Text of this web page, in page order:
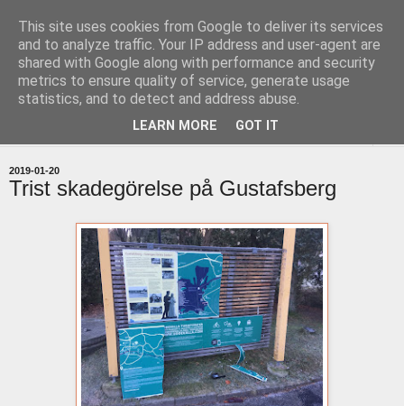
uddevallabloggen.se
med stort och smått från Uddevallas horisont
2019-01-20
Trist skadegörelse på Gustafsberg
This site uses cookies from Google to deliver its services
and to analyze traffic. Your IP address and user-agent are
shared with Google along with performance and security
metrics to ensure quality of service, generate usage
statistics, and to detect and address abuse.
LEARN MORE GOT IT